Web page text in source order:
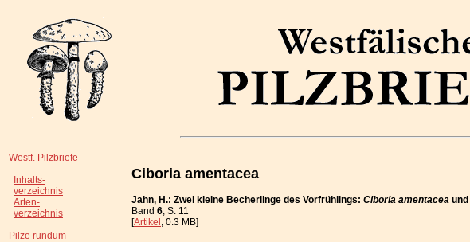
Westf. Pilzbriefe
Inhalts-
verzeichnis
Arten-
verzeichnis
Pilze rundum
Ciboria amentacea
Jahn, H.: Zwei kleine Becherlinge des Vorfrühlings: Ciboria amentacea und
Band 6, S. 11
[Artikel, 0.3 MB]